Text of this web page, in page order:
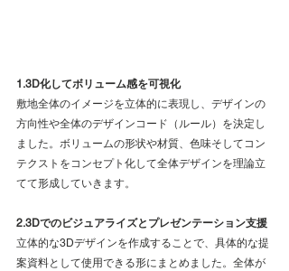
1.3D化してボリューム感を可視化
敷地全体のイメージを立体的に表現し、デザインの
方向性や全体のデザインコード（ルール）を決定し
ました。ボリュームの形状や材質、色味そしてコン
テクストをコンセプト化して全体デザインを理論立
てて形成していきます。
2.3Dでのビジュアライズとプレゼンテーション支援
立体的な3Dデザインを作成することで、具体的な提
案資料として使用できる形にまとめました。全体が